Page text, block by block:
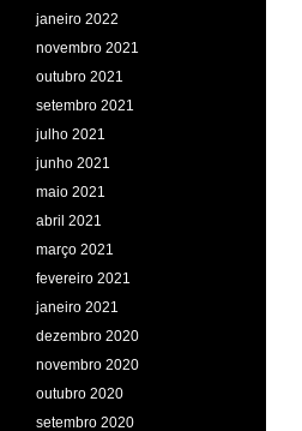
janeiro 2022
novembro 2021
outubro 2021
setembro 2021
julho 2021
junho 2021
maio 2021
abril 2021
março 2021
fevereiro 2021
janeiro 2021
dezembro 2020
novembro 2020
outubro 2020
setembro 2020